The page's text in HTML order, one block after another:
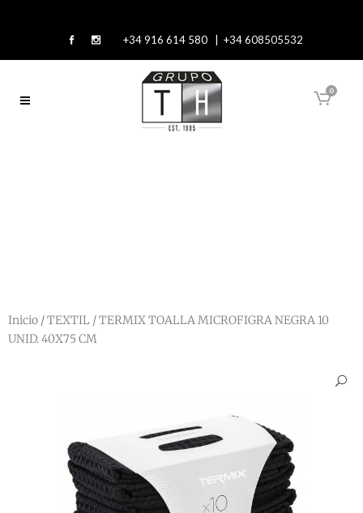
+34 916 614 580 | +34 608505532
0
Inicio /TEXTIL / TERMIX TOALLA MICROFIGRA NEGRA 10
UNID. 40X75 CM